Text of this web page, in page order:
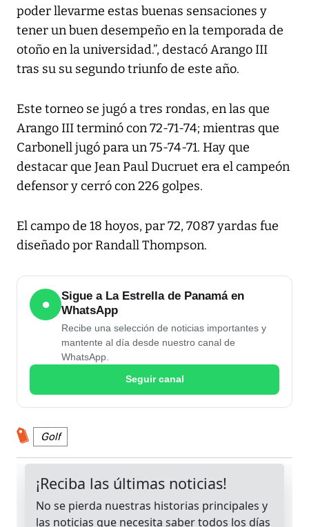
poder llevarme estas buenas sensaciones y
tener un buen desempeño en la temporada de
otoño en la universidad.”, destacó Arango III
tras su su segundo triunfo de este año.
Este torneo se jugó a tres rondas, en las que
Arango III terminó con 72-71-74; mientras que
Carbonell jugó para un 75-74-71. Hay que
destacar que Jean Paul Ducruet era el campeón
defensor y cerró con 226 golpes.
El campo de 18 hoyos, par 72, 7087 yardas fue
diseñado por Randall Thompson.
●
Sigue a La Estrella de Panamá en
WhatsApp
Recibe una selección de noticias importantes y
mantente al día desde nuestro canal de
WhatsApp.
Seguir canal
Golf